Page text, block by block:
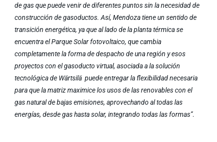
de gas que puede venir de diferentes puntos sin la necesidad de
construcción de gasoductos. Así, Mendoza tiene un sentido de
transición energética, ya que al lado de la planta térmica se
encuentra el Parque Solar fotovoltaico, que cambia
completamente la forma de despacho de una región y esos
proyectos con el gasoducto virtual, asociada a la solución
tecnológica de Wärtsilä puede entregar la flexibilidad necesaria
para que la matriz maximice los usos de las renovables con el
gas natural de bajas emisiones, aprovechando al todas las
energías, desde gas hasta solar, integrando todas las formas”.